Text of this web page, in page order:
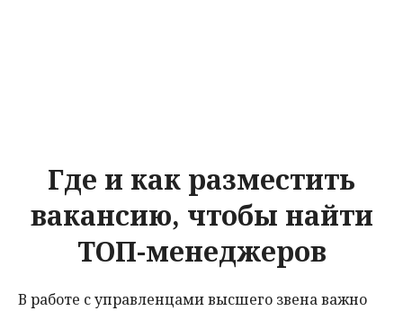
Где и как разместить
вакансию, чтобы найти
ТОП-менеджеров
В работе с управленцами высшего звена важно